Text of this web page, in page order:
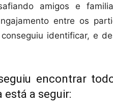
amigos e
entre os
identificar, e
encontrar
está a seguir: